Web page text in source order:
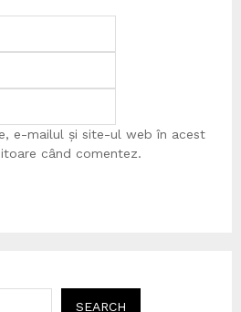
e-mailul și site-ul web în acest
când comentez.
SEARCH